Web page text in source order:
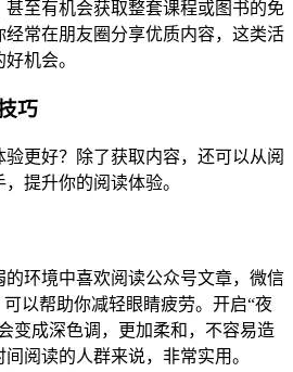
至有机会获取整套课程或图书的免
常在朋友圈分享优质内容，这类活
机会。
巧
更好？除了获取内容，还可以从阅
提升你的阅读体验。
环境中喜欢阅读公众号文章，微信
以帮助你减轻眼睛疲劳。开启“夜
变成深色调，更加柔和，不容易造
阅读的人群来说，非常实用。